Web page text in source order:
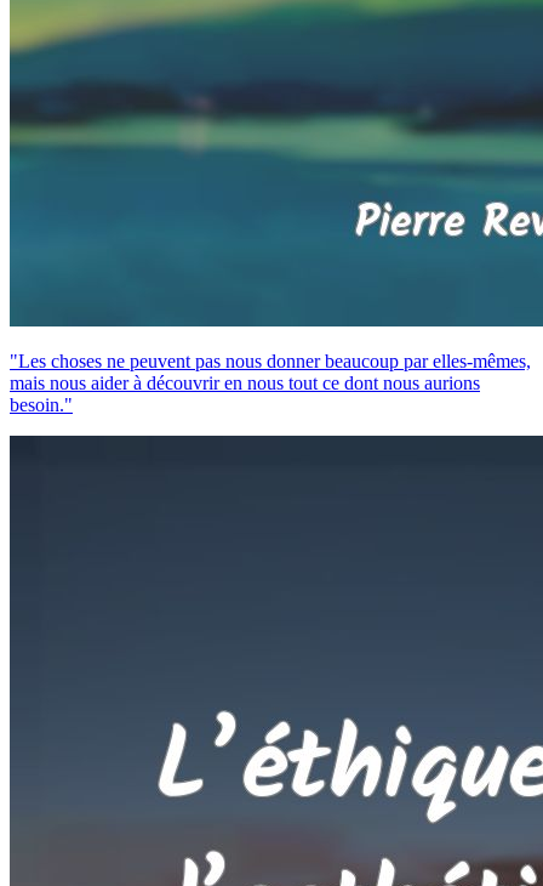
"Les choses ne peuvent pas nous donner beaucoup par elles-mêmes,
mais nous aider à découvrir en nous tout ce dont nous aurions
besoin."